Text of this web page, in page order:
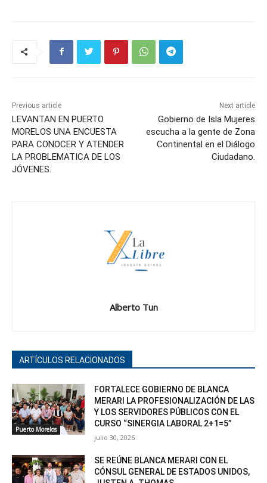
Previous article
LEVANTAN EN PUERTO
MORELOS UNA ENCUESTA
PARA CONOCER Y ATENDER
LA PROBLEMATICA DE LOS
JÓVENES.
Next article
Gobierno de Isla Mujeres
escucha a la gente de Zona
Continental en el Diálogo
Ciudadano.
Alberto Tun
ARTÍCULOS RELACIONADOS
Puerto Morelos
FORTALECE GOBIERNO DE BLANCA
MERARI LA PROFESIONALIZACIÓN DE LAS
Y LOS SERVIDORES PÚBLICOS CON EL
CURSO “SINERGIA LABORAL 2+1=5”
julio 30, 2026
SE REÚNE BLANCA MERARI CON EL
CÓNSUL GENERAL DE ESTADOS UNIDOS,